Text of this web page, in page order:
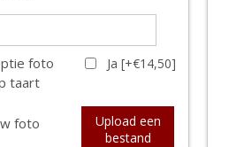
foto
taart
Ja [+€14,50]
foto
Upload een
bestand